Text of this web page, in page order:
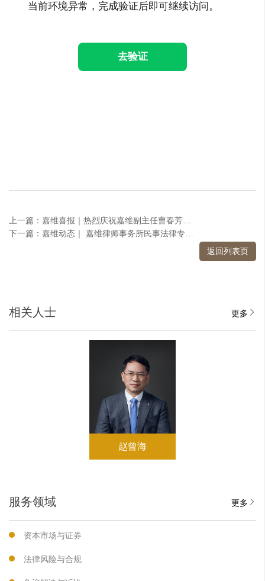
当前环境异常，完成验证后即可继续访问。
去验证
上一篇：嘉维喜报｜热烈庆祝嘉维副主任曹春芳、合伙人田秋盈入选北京市朝阳区律师协会第四届会员代表大会代表
下一篇：嘉维动态｜ 嘉维律师事务所民事法律专业委员会第一次会议圆满举行
返回列表页
相关人士 更多
赵曾海
服务领域 更多
资本市场与证券
法律风险与合规